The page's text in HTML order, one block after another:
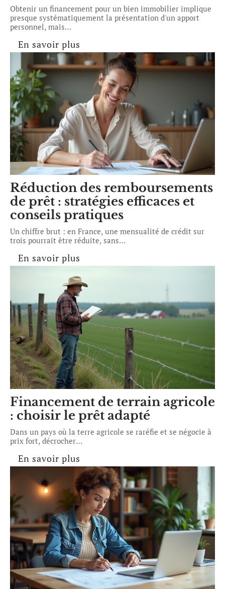
Obtenir un financement pour un bien immobilier implique
presque systématiquement la présentation d'un apport
personnel, mais…
En savoir plus
Réduction des remboursements
de prêt : stratégies efficaces et
conseils pratiques
Un chiffre brut : en France, une mensualité de crédit sur
trois pourrait être réduite, sans…
En savoir plus
Financement de terrain agricole
: choisir le prêt adapté
Dans un pays où la terre agricole se raréfie et se négocie à
prix fort, décrocher…
En savoir plus